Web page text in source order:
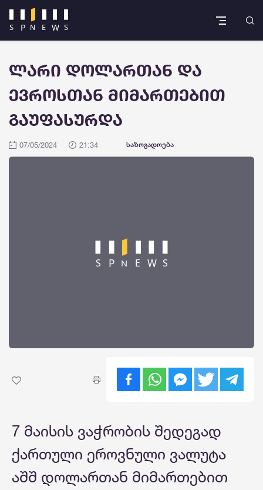
ლარი დოლართან და
ევროსთან მიმართებით
გაუფასურდა
07/05/2024 21:34 საზოგადოება
7 მაისის ვაჭრობის შედეგად
ქართული ეროვნული ვალუტა
აშშ დოლართან მიმართებით